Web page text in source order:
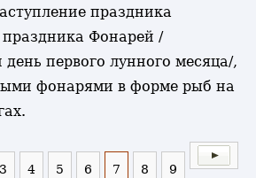
праздника
Фонарей /
день первого лунного месяца/,
фонарями в форме рыб на
3 4 5 6 7 8 9